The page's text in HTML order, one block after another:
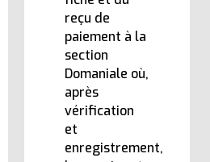
reçu de
paiement à la
section
Domaniale où,
après
vérification
et
enregistrement,